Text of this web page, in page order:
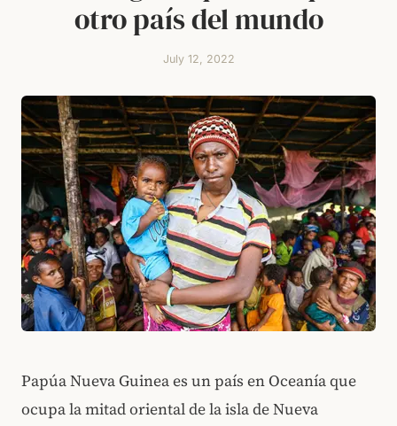
otro país del mundo
July 12, 2022
Papúa Nueva Guinea es un país en Oceanía que
ocupa la mitad oriental de la isla de Nueva